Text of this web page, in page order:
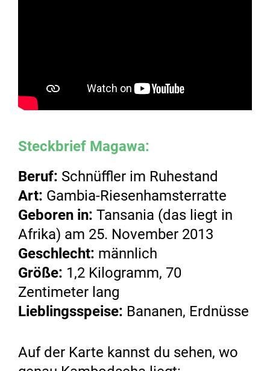
Steckbrief Magawa:
Beruf: Schnüffler im Ruhestand
Art: Gambia-Riesenhamsterratte
Geboren in: Tansania (das liegt in
Afrika) am 25. November 2013
Geschlecht: männlich
Größe: 1,2 Kilogramm, 70
Zentimeter lang
Lieblingsspeise: Bananen, Erdnüsse
Auf der Karte kannst du sehen, wo